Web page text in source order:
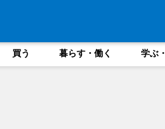
買う 暮らす・働く 学ぶ